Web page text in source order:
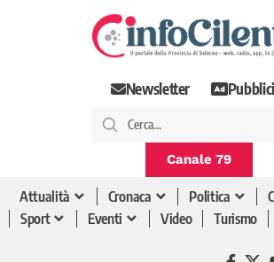
Newsletter
Canale 79
Attualità Cronaca Politica
Sport
Eventi Video Turismo